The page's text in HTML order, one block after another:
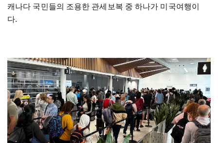
캐나다 국민들의 조용한 관세보복 중 하나가 미국여행이
다.